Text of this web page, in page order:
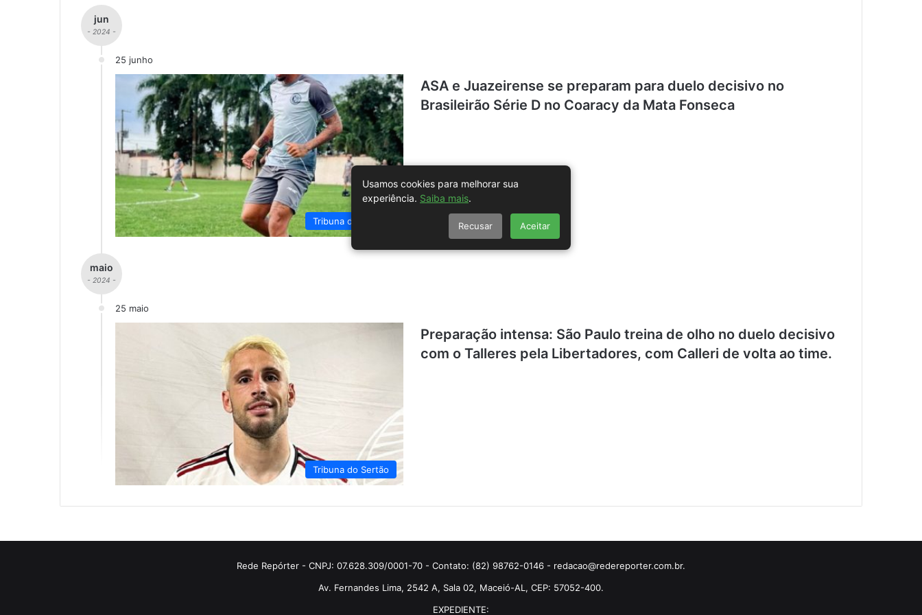
jun
- 2024 -
25 junho
Tribuna do Sertão
ASA e Juazeirense se preparam para duelo decisivo no
Brasileirão Série D no Coaracy da Mata Fonseca
maio
- 2024 -
25 maio
Tribuna do Sertão
Preparação intensa: São Paulo treina de olho no duelo decisivo
com o Talleres pela Libertadores, com Calleri de volta ao time.
Rede Repórter - CNPJ: 07.628.309/0001-70 - Contato: (82) 98762-0146 - redacao@redereporter.com.br.
Av. Fernandes Lima, 2542 A, Sala 02, Maceió-AL, CEP: 57052-400.
EXPEDIENTE:
Usamos cookies para melhorar sua
experiência. Saiba mais.
Recusar Aceitar